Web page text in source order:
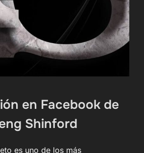
en Facebook de
Shinford
es uno de los más